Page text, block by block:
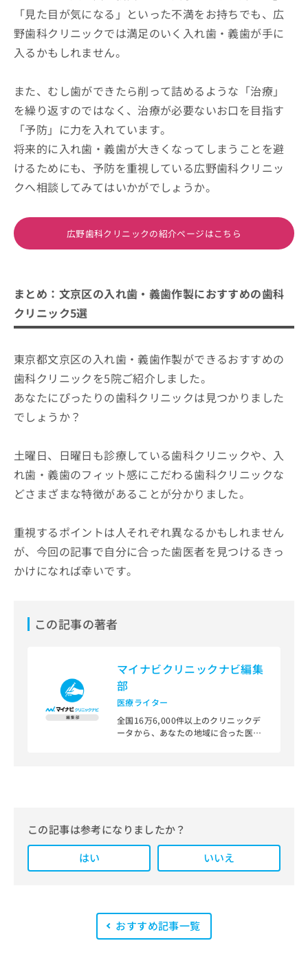
「見た目が気になる」といった不満をお持ちでも、広
野歯科クリニックでは満足のいく入れ歯・義歯が手に
入るかもしれません。
また、むし歯ができたら削って詰めるような「治療」
を繰り返すのではなく、治療が必要ないお口を目指す
「予防」に力を入れています。
将来的に入れ歯・義歯が大きくなってしまうことを避
けるためにも、予防を重視している広野歯科クリニッ
クへ相談してみてはいかがでしょうか。
広野歯科クリニックの紹介ページはこちら
まとめ：文京区の入れ歯・義歯作製におすすめの歯科
クリニック5選
東京都文京区の入れ歯・義歯作製ができるおすすめの
歯科クリニックを5院ご紹介しました。
あなたにぴったりの歯科クリニックは見つかりました
でしょうか？
土曜日、日曜日も診療している歯科クリニックや、入
れ歯・義歯のフィット感にこだわる歯科クリニックな
どさまざまな特徴があることが分かりました。
重視するポイントは人それぞれ異なるかもしれません
が、今回の記事で自分に合った歯医者を見つけるきっ
かけになれば幸いです。
この記事の著者
マイナビクリニックナビ編集
部
医療ライター
全国16万6,000件以上のクリニックデ
ータから、あなたの地域に合った医療
また、医療広告ガイドラインに準拠し
た編集体制を整えており、編集部内に
は、一般社団法人薬機法医療法規格協
います。
この記事は参考になりましたか？
はい
いいえ
おすすめ記事一覧